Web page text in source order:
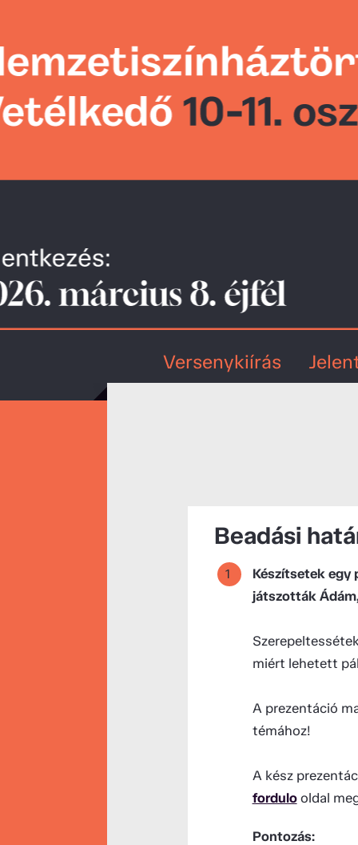
Versenykiírás
Beadási
Készítsetek egy
játszották
miért lehetett
A prezentáció
témához!
A kész
fordulooldal
Pontozás: